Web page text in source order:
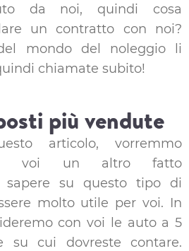
da noi, quindi cosa
un contratto con noi?
mondo del noleggio li
chiamate subito!
più vendute
articolo, vorremmo
voi un altro fatto
sapere su questo tipo di
molto utile per voi. In
con voi le auto a 5
su cui dovreste contare.